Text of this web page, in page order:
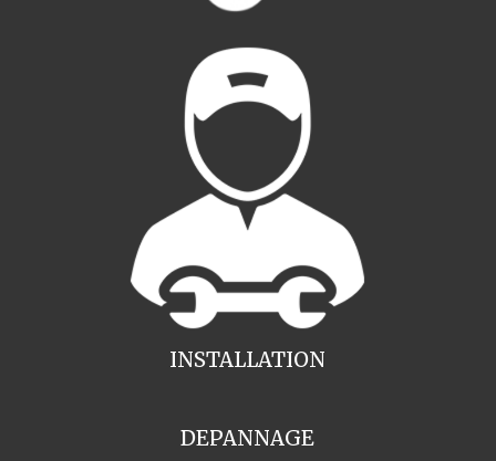
INSTALLATION
DEPANNAGE